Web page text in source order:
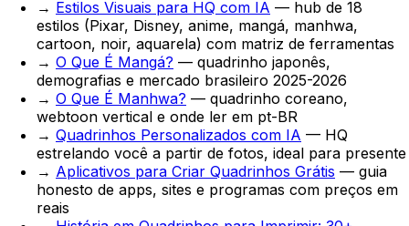
→ Estilos Visuais para HQ com IA — hub de 18
estilos (Pixar, Disney, anime, mangá, manhwa,
cartoon, noir, aquarela) com matriz de ferramentas
→ O Que É Mangá? — quadrinho japonês,
demografias e mercado brasileiro 2025-2026
→ O Que É Manhwa? — quadrinho coreano,
webtoon vertical e onde ler em pt-BR
→ Quadrinhos Personalizados com IA — HQ
estrelando você a partir de fotos, ideal para presente
→ Aplicativos para Criar Quadrinhos Grátis — guia
honesto de apps, sites e programas com preços em
reais